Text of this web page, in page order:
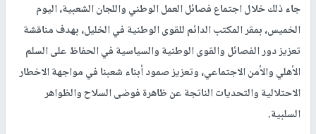
جاء ذلك خلال اجتماع فصائل العمل الوطني واللجان الشعبية، اليوم
الخميس، بمقر المكتب الدائم للقوى الوطنية في الخليل، بهدف مناقشة
تعزيز دور الفصائل والقوى الوطنية والسياسية في الحفاظ على السلم
الأهلي والأمن الاجتماعي، وتعزيز صمود أبناء شعبنا في مواجهة الاخطار
الاحتلالية والتحديات الناتجة عن ظاهرة فوضى السلاح والظواهر
السلبية.